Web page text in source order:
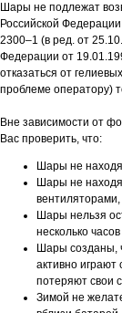
Шары не подлежат
Российской
2300–1 (в ред. от
Федерации от
отказаться от
проблеме оператору)
Вне зависимости от
Вас проверить, что:
Шары не
Шары не
вентиляторами,
Шары нельзя
несколько часов
Шары созданы,
активно играют
потеряют свои
Зимой не